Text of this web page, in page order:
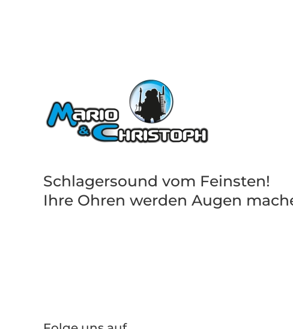
Schlagersound vom Feinsten!
Ihre Ohren werden Augen